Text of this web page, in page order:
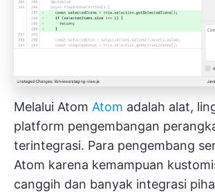
Melalui Atom Atom adalah alat,
platform pengembangan
terintegrasi. Para pengembang
Atom karena kemampuan
canggih dan banyak integrasi